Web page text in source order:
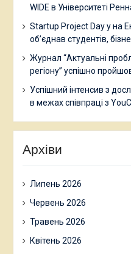
WIDE в Університеті
Startup Project Day у на
об’єднав студентів,
Журнал “Актуальні
регіону” успішно
Успішний інтенсив з
в межах співпраці з
Архіви
Липень 2026
Червень 2026
Травень 2026
Квітень 2026